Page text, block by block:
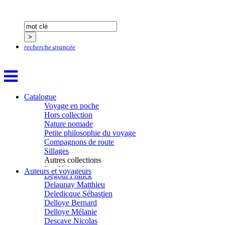
recherche avancée
Catalogue
Voyage en poche
Hors collection
Nature nomade
Petite philosophie du voyage
Compagnons de route
Sillages
Autres collections
La clé des champs
Chemins d’étoiles
Visions
Auteurs et voyageurs
Chastel Marie
Chaud Marianne
Chicurel Arnaud
Cotta Jean-Marc
Cousergue Arnaud
Crane Adrian
Crane Richard
Croiziers de Lacvivier Aurélie
Dash Naraa
Debove Florence
Dectot de Christen Antoine
Dedet Christian
Degoul Franck
Delaunay Matthieu
Deledicque Sébastien
Delloye Bernard
Delloye Mélanie
Descave Nicolas